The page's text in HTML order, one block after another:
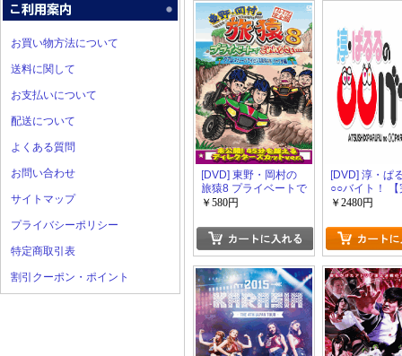
お買い物方法について
送料に関して
お支払いについて
配送について
よくある質問
お問い合わせ
サイトマップ
プライバシーポリシー
特定商取引表
割引クーポン・ポイント
[DVD] 東野・岡村の
旅猿8 プライベートで
ごめんなさい・・・
ライセンス取得の旅
ワクワク編 プレミア
ム完全版
￥580円
[DVD] 淳・ぱ
○○バイト！ 【
版】(初回生
￥2480円